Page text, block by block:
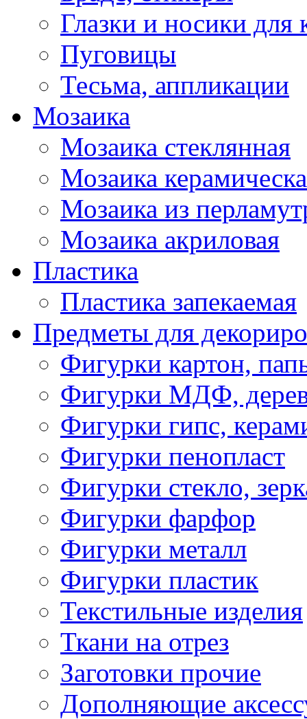
Глазки и носики для
Пуговицы
Тесьма, аппликации
Мозаика
Мозаика стеклянная
Мозаика
Мозаика из
Мозаика акриловая
Пластика
Пластика запекаемая
Предметы для
Фигурки картон,
Фигурки МДФ,
Фигурки гипс,
Фигурки пенопласт
Фигурки стекло,
Фигурки фарфор
Фигурки металл
Фигурки пластик
Текстильные изделия
Ткани на отрез
Заготовки прочие
Дополняющие